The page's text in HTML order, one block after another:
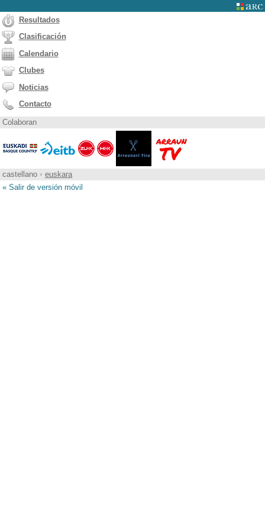
Resultados
Clasificación
Calendario
Clubes
Noticias
Contacto
Colaboran
castellano • euskara
« Salir de versión móvil